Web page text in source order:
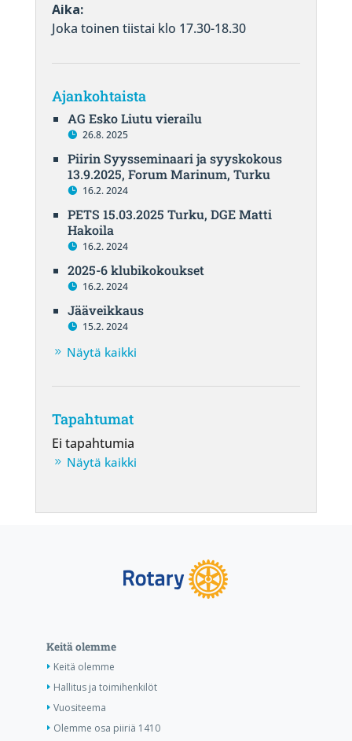
Aika:
Joka toinen tiistai klo 17.30-18.30
Ajankohtaista
AG Esko Liutu vierailu
26.8. 2025
Piirin Syysseminaari ja syyskokous
13.9.2025, Forum Marinum, Turku
16.2. 2024
PETS 15.03.2025 Turku, DGE Matti
Hakoila
16.2. 2024
2025-6 klubikokoukset
16.2. 2024
Jääveikkaus
15.2. 2024
Näytä kaikki
Tapahtumat
Ei tapahtumia
Näytä kaikki
Keitä olemme
Keitä olemme
Hallitus ja toimihenkilöt
Vuositeema
Olemme osa piiriä 1410